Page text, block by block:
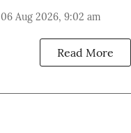
06 Aug 2026, 9:02 am
Read More